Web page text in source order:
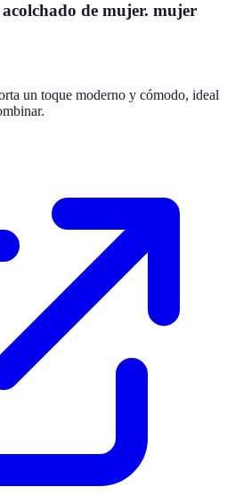
de mujer. mujer
un toque moderno y cómodo, ideal